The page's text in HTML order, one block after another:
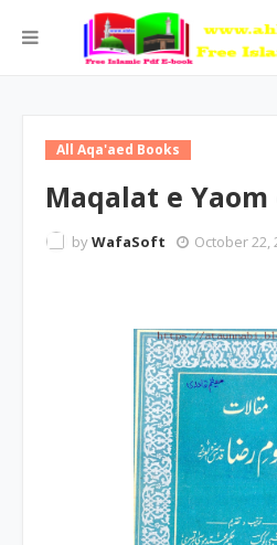
All Aqa'aed Books
Maqalat e Yaom
byWafaSoft October 22,